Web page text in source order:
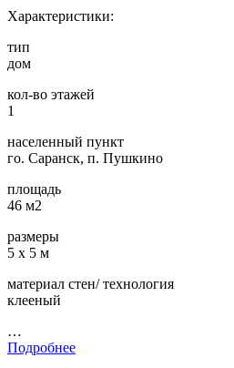
Характеристики:
тип
дом
кол-во этажей
1
населенный пункт
го. Саранск, п. Пушкино
площадь
46 м2
размеры
5 х 5 м
материал стен/ технология
клееный
…
Подробнее